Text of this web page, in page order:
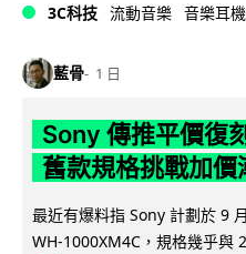
3C科技 流動音樂 音樂耳機
藍骨 1 日
Sony 傳推平價復
舊款規格挑戰加價
最近有爆料指 Sony 計劃於 9
WH-1000XM4C，規格幾乎與